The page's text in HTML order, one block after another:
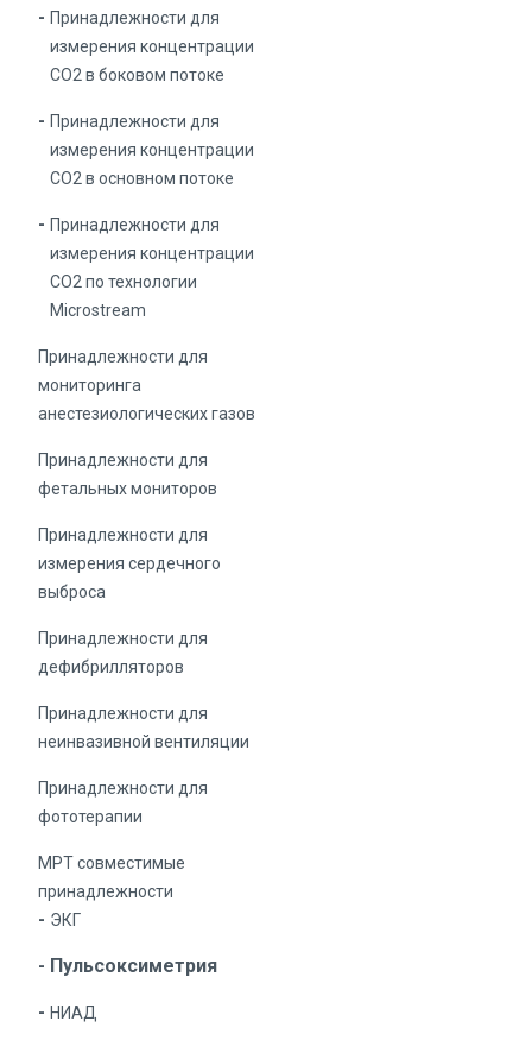
Принадлежности для
измерения концентрации
СО2 в боковом потоке
Принадлежности для
измерения концентрации
СО2 в основном потоке
Принадлежности для
измерения концентрации
СО2 по технологии
Microstream
Принадлежности для
мониторинга
анестезиологических газов
Принадлежности для
фетальных мониторов
Принадлежности для
измерения сердечного
выброса
Принадлежности для
дефибрилляторов
Принадлежности для
неинвазивной вентиляции
Принадлежности для
фототерапии
МРТ совместимые
принадлежности
ЭКГ
Пульсоксиметрия
НИАД